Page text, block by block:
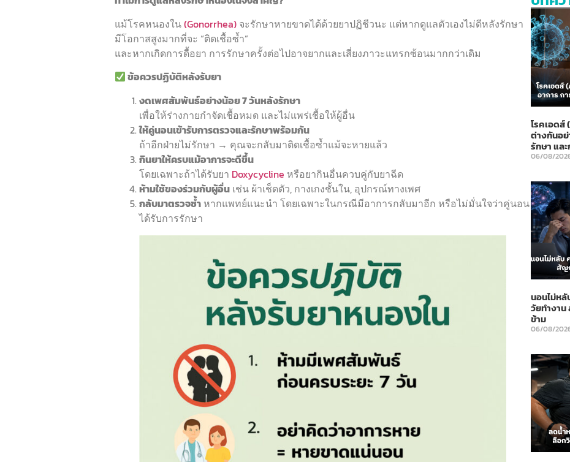
แม้โรคหนองใน(Gonorrhea) จะรักษาหายขาดได้ด้วยยาปฏิชีวนะ แต่หากดูแลตัวเองไม่ดีหลังรักษา
มีโอกาสสูงมากที่จะ “ติดเชื้อซ้ำ”
และหากเกิดการดื้อยา การรักษาครั้งต่อไปอาจยากและเสี่ยงภาวะแทรกซ้อนมากกว่าเดิม
ข้อควรปฏิบัติหลังรับยา
งดเพศสัมพันธ์อย่างน้อย 7 วันหลังรักษา
เพื่อให้ร่างกายกำจัดเชื้อหมด และไม่แพร่เชื้อให้ผู้อื่น
ให้คู่นอนเข้ารับการตรวจและรักษาพร้อมกัน
ถ้าอีกฝ่ายไม่รักษา → คุณจะกลับมาติดเชื้อซ้ำแม้จะหายแล้ว
กินยาให้ครบแม้อาการจะดีขึ้น
โดยเฉพาะถ้าได้รับยา Doxycycline หรือยากินอื่นควบคู่กับยาฉีด
ห้ามใช้ของร่วมกับผู้อื่น เช่น ผ้าเช็ดตัว, กางเกงชั้นใน, อุปกรณ์ทางเพศ
กลับมาตรวจซ้ำ หากแพทย์แนะนำ โดยเฉพาะในกรณีมีอาการกลับมาอีก หรือไม่มั่นใจว่าคู่นอน
ได้รับการรักษา
โรคเอดส์
ต่างกันอย่
รักษา แล
06/08/
นอนไม่ห
วัยทำงา
ข้าม
06/08/